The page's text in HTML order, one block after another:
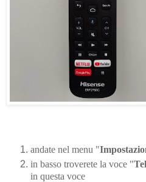
andate nel menu "
in basso troverete la voce "
in questa voce